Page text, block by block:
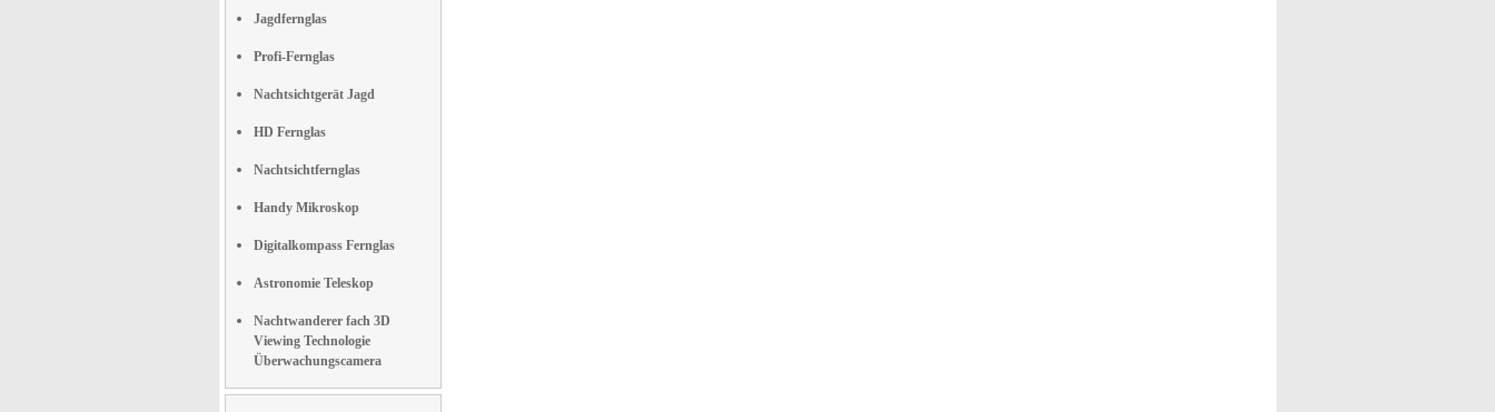
Jagdfernglas
Profi-Fernglas
Nachtsichtgerät Jagd
HD Fernglas
Nachtsichtfernglas
Handy Mikroskop
Digitalkompass Fernglas
Astronomie Teleskop
Nachtwanderer fach 3D
Viewing Technologie
Überwachungscamera